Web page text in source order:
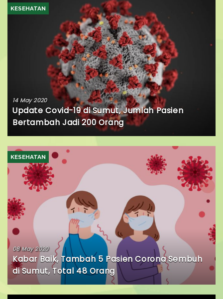
KESEHATAN
14 May 2020
Update Covid-19 di Sumut, Jumlah Pasien
Bertambah Jadi 200 Orang
KESEHATAN
08 May 2020
Kabar Baik, Tambah 5 Pasien Corona Sembuh
di Sumut, Total 48 Orang